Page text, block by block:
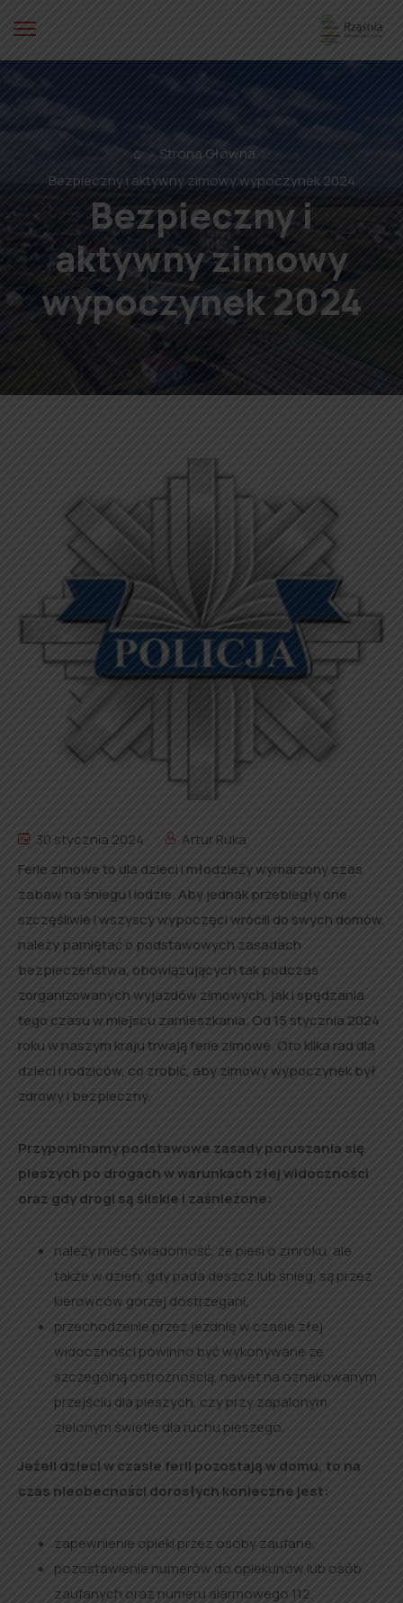
⌂
Strona Główna
Bezpieczny i aktywny zimowy wypoczynek 2024
Bezpieczny i
aktywny zimowy
wypoczynek 2024
30 stycznia 2024
Artur Ruka
Ferie zimowe to dla dzieci i młodzieży wymarzony czas
zabaw na śniegu i lodzie. Aby jednak przebiegły one
szczęśliwie i wszyscy wypoczęci wrócili do swych domów,
należy pamiętać o podstawowych zasadach
bezpieczeństwa, obowiązujących tak podczas
zorganizowanych wyjazdów zimowych, jak i spędzania
tego czasu w miejscu zamieszkania. Od 15 stycznia 2024
roku w naszym kraju trwają ferie zimowe. Oto kilka rad dla
dzieci i rodziców, co zrobić, aby zimowy wypoczynek był
zdrowy i bezpieczny.
Przypominamy podstawowe zasady poruszania się
pieszych po drogach w warunkach złej widoczności
oraz gdy drogi są śliskie i zaśnieżone:
należy mieć świadomość, że piesi o zmroku, ale
także w dzień, gdy pada deszcz lub śnieg, są przez
kierowców gorzej dostrzegani,
przechodzenie przez jezdnię w czasie złej
widoczności powinno być wykonywane ze
szczególną ostrożnością, nawet na oznakowanym
przejściu dla pieszych, czy przy zapalonym
zielonym świetle dla ruchu pieszego.
Jeżeli dzieci w czasie ferii pozostają w domu, to na
czas nieobecności dorosłych konieczne jest:
zapewnienie opieki przez osoby zaufane,
pozostawienie numerów do opiekunów lub osób
zaufanych oraz numeru alarmowego 112,